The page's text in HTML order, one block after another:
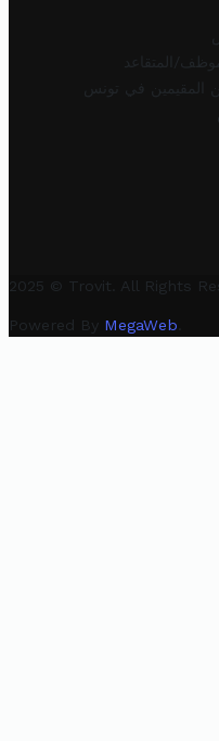
المتقاعد
المقيمين في تونس
2025 © Trovit. All Rights
Powered By MegaWeb